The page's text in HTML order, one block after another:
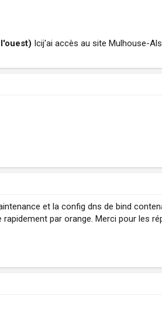
Icij'ai accès au site Mulhouse-
et la config dns de bind
par orange. Merci pour les